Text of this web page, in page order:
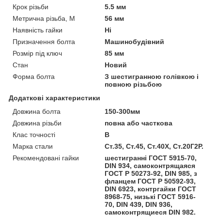
Крок різьби
5.5 мм
Метрична різьба, М
56 мм
Наявність гайки
Ні
Призначення болта
Машинобудівний
Розмір під ключ
85 мм
Стан
Новий
Форма болта
З шестигранною голівкою і
повною різьбою
Додаткові характеристики
Довжина болта
150-300мм
Довжина різьби
повна або часткова
Клас точності
В
Марка стали
Ст.35, Ст.45, Ст.40Х, Ст.20Г2Р.
Рекомендовані гайки
шестигранні ГОСТ 5915-70,
DIN 934, самоконтрящаяся
ГОСТ Р 50273-92, DIN 985, з
фланцем ГОСТ Р 50592-93,
DIN 6923, контргайки ГОСТ
8968-75, низькі ГОСТ 5916-
70, DIN 439, DIN 936,
самоконтрящиеся DIN 982.